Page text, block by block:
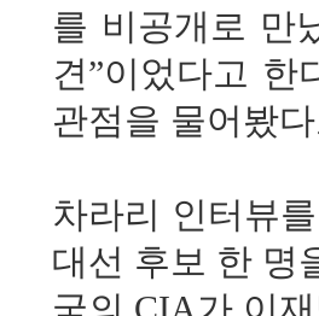
를 비공개로 만
견”이었다고 한
관점을 물어봤
차라리 인터뷰
대선 후보 한 명